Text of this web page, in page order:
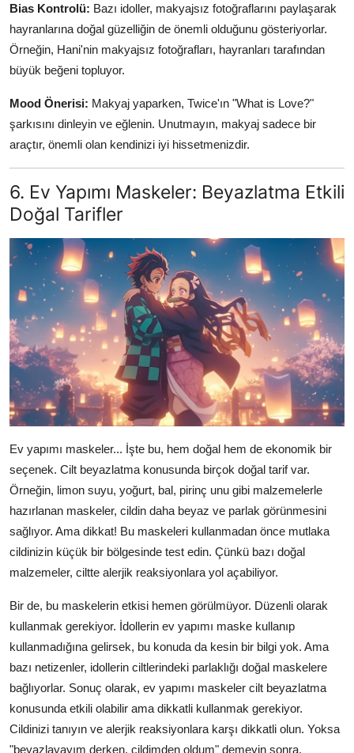
Bias Kontrolü: Bazı idoller, makyajsız fotoğraflarını paylaşarak
hayranlarına doğal güzelliğin de önemli olduğunu gösteriyorlar.
Örneğin, Hani'nin makyajsız fotoğrafları, hayranları tarafından
büyük beğeni topluyor.
Mood Önerisi: Makyaj yaparken, Twice'ın "What is Love?"
şarkısını dinleyin ve eğlenin. Unutmayın, makyaj sadece bir
araçtır, önemli olan kendinizi iyi hissetmenizdir.
6. Ev Yapımı Maskeler: Beyazlatma Etkili
Doğal Tarifler
Ev yapımı maskeler... İşte bu, hem doğal hem de ekonomik bir
seçenek. Cilt beyazlatma konusunda birçok doğal tarif var.
Örneğin, limon suyu, yoğurt, bal, pirinç unu gibi malzemelerle
hazırlanan maskeler, cildin daha beyaz ve parlak görünmesini
sağlıyor. Ama dikkat! Bu maskeleri kullanmadan önce mutlaka
cildinizin küçük bir bölgesinde test edin. Çünkü bazı doğal
malzemeler, ciltte alerjik reaksiyonlara yol açabiliyor.
Bir de, bu maskelerin etkisi hemen görülmüyor. Düzenli olarak
kullanmak gerekiyor. İdollerin ev yapımı maske kullanıp
kullanmadığına gelirsek, bu konuda da kesin bir bilgi yok. Ama
bazı netizenler, idollerin ciltlerindeki parlaklığı doğal maskelere
bağlıyorlar. Sonuç olarak, ev yapımı maskeler cilt beyazlatma
konusunda etkili olabilir ama dikkatli kullanmak gerekiyor.
Cildinizi tanıyın ve alerjik reaksiyonlara karşı dikkatli olun. Yoksa
"beyazlayayım derken, cildimden oldum" demeyin sonra.